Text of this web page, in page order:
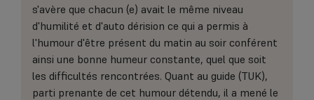
s'avère que chacun (e) avait le même niveau
d'humilité et d'auto dérision ce qui a permis à
l'humour d'être présent du matin au soir conférent
ainsi une bonne humeur constante, quel que soit
les difficultés rencontrées. Quant au guide (TUK),
parti prenante de cet humour détendu, il a mené le